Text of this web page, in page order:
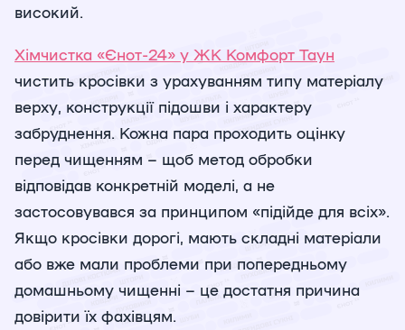
високий.
Хімчистка «Єнот-24» у ЖК Комфорт Таун
чистить кросівки з урахуванням типу матеріалу
верху, конструкції підошви і характеру
забруднення. Кожна пара проходить оцінку
перед чищенням – щоб метод обробки
відповідав конкретній моделі, а не
застосовувався за принципом «підійде для всіх».
Якщо кросівки дорогі, мають складні матеріали
або вже мали проблеми при попередньому
домашньому чищенні – це достатня причина
довірити їх фахівцям.